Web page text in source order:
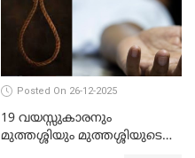
Posted On 26-12-2025
19 വയസ്സുകാരനും
മുത്തശ്ശിയും മുത്തശ്ശിയുടെ